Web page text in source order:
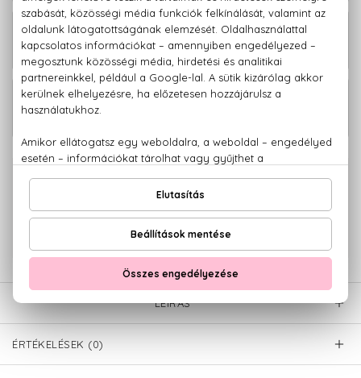
Good Girl Blush Eau De Parfum Szett
80+10 ml
43.690 Ft
Good Girl Blush Eau De Parfum Szett
100% eredeti termékek,14 napos visszaküldési garanciával
Kérdésed van, elakadtál? Hívd ügyfélszolgálatunkat:+36 20
LEÍRÁS
ÉRTÉKELÉSEK (0)